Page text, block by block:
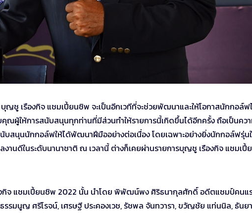
ญชู เรืองกิจ แชมเปี้ยนชิพ จะเป็นอีกเวทีที่จะช่วยพัฒนาและให้โอกาสนักกอล์ฟ
ให้การสนับสนุนทุกท่านที่มีส่วนทำให้รายการนี้เกิดขึ้นได้อีกครั้ง ถือเป็นคว
บสนุนนักกอล์ฟให้ได้พัฒนาฝีมืออย่างต่อเนื่อง โดยเฉพาะอย่างยิ่งนักกอล์ฟรุ่น
านดีในระดับนานาชาติ ณ เวลานี้ ต่างก็เคยผ่านรายการบุญชู เรืองกิจ แชมเ
กิจ แชมเปี้ยนชิพ 2022 นั้น นำโดย พิพัฒน์พง ศิริธนากุลศักดิ์ อดีตแชมป์คนแ
รรมนูญ ศรีโรจน์, เศรษฐี ประคองเวช, รัชพล จันทวารา, ขวัญชัย แท่นนิล, ธันย